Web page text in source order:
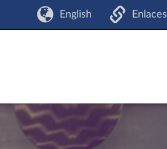
English Enlaces